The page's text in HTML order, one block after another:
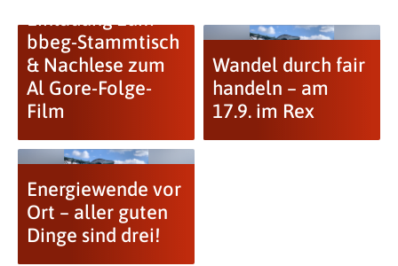
bbeg-Stammtisch
& Nachlese zum
Al Gore-Folge-
Film
Wandel durch fair
handeln – am
17.9. im Rex
Energiewende vor
Ort – aller guten
Dinge sind drei!